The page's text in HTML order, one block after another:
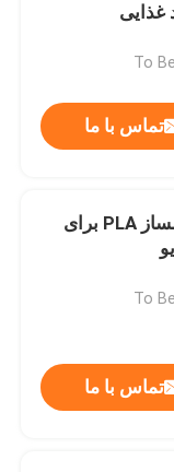
غذایی
تماس با ما
SPL701 رزین گرمساز PLA برای
تماس با ما